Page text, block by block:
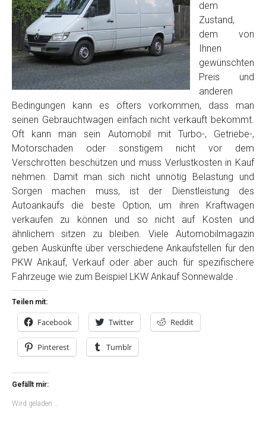
dem
Zustand,
dem von
Ihnen
gewünschten
Preis und
anderen
Bedingungen kann es öfters vorkommen, dass man
seinen Gebrauchtwagen einfach nicht verkauft bekommt.
Oft kann man sein Automobil mit Turbo-, Getriebe-,
Motorschaden oder sonstigem nicht vor dem
Verschrotten beschützen und muss Verlustkosten in Kauf
nehmen. Damit man sich nicht unnötig Belastung und
Sorgen machen muss, ist der Dienstleistung des
Autoankaufs die beste Option, um ihren Kraftwagen
verkaufen zu können und so nicht auf Kosten und
ähnlichem sitzen zu bleiben. Viele Automobilmagazin
geben Auskünfte über verschiedene Ankaufstellen für den
PKW Ankauf, Verkauf oder aber auch für spezifischere
Fahrzeuge wie zum Beispiel LKW Ankauf Sonnewalde .
Teilen mit:
Facebook Twitter Reddit
Pinterest Tumblr
Gefällt mir:
Wird geladen …